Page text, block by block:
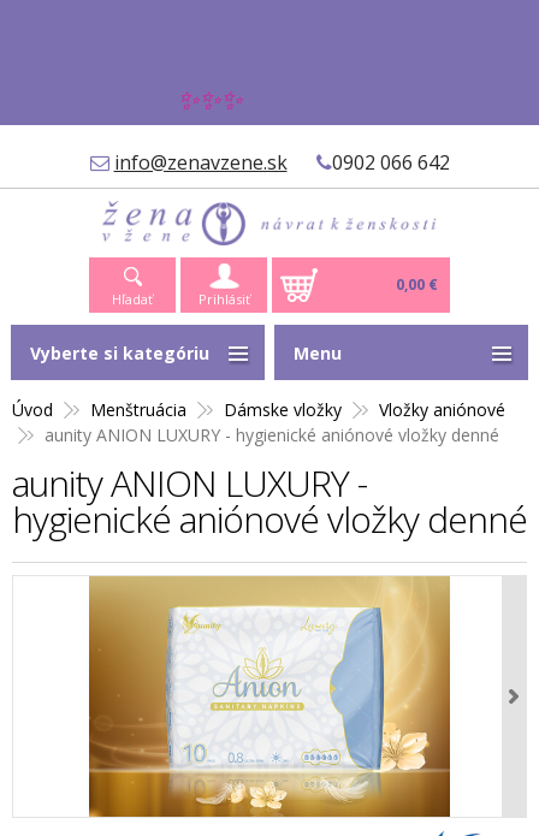
✨✨✨
info@zenavzene.sk 0902 066 642
Hľadať Prihlásiť
0,00 €
Úvod Menštruácia Dámske vložky
Vložky aniónové
aunity ANION LUXURY - hygienické aniónové vložky denné
aunity ANION LUXURY -
hygienické aniónové vložky denné
Vyberte si kategóriu Menu